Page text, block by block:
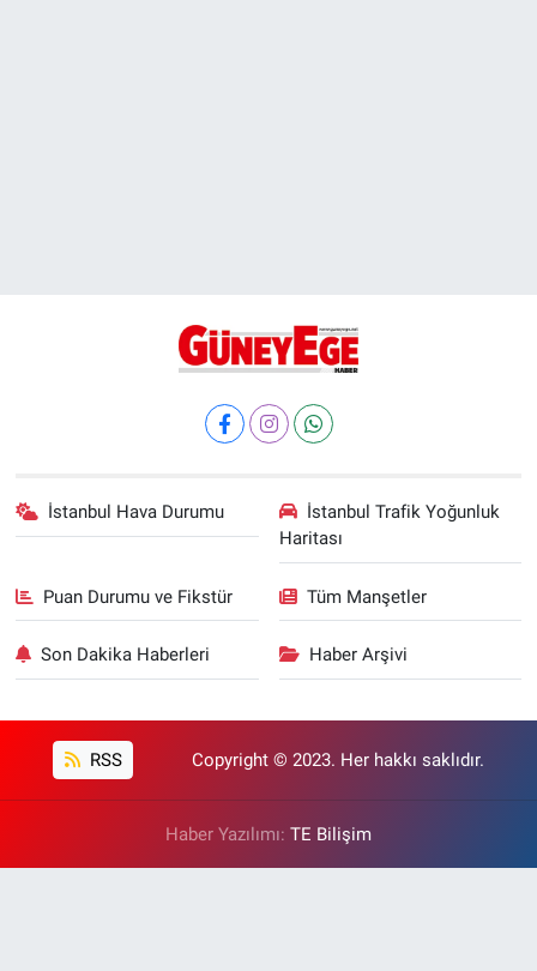
İstanbul Hava Durumu
İstanbul Trafik Yoğunluk
Haritası
Puan Durumu ve Fikstür Tüm Manşetler
Son Dakika Haberleri Haber Arşivi
RSS Copyright © 2023. Her hakkı saklıdır.
Haber Yazılımı: TE Bilişim